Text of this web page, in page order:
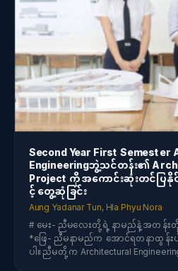
Second Year First
Engineeringဘွဲ့သင်တန်း၏
Project ကို အကောင်းဆုံးတင်ပြနိုင်
င့် တွေ့ဆုံခြင်း
Aung Yadanar Tun, Hla Phyu Nora
# မေး- ညီမလေးတို့ရဲ့ နာမည်နဲ့ အတန်း
*ဖြေ- ညီမနာမည်က အောင်ရတနာထွန်း
ပါ။ ညီမတို့က Architectural